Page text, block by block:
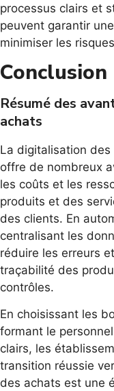
processus clairs et
peuvent garantir
minimiser les
Conclusion
Résumé des
achats
La digitalisation
offre de nombreux
les coûts et les
produits et des
des clients. En
centralisant les
réduire les erreurs
traçabilité des
contrôles.
En choisissant les
formant le
clairs, les
transition réussie
des achats est une